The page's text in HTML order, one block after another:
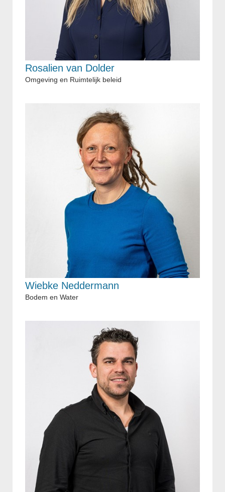
Rosalien van Dolder
Omgeving en Ruimtelijk beleid
Wiebke Neddermann
Bodem en Water